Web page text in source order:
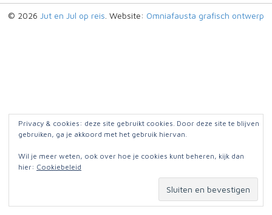
© 2026 Jut en Jul op reis . Website: Omniafausta grafisch ontwerp
Privacy & cookies: deze site gebruikt cookies. Door deze site te blijven
gebruiken, ga je akkoord met het gebruik hiervan.
Wil je meer weten, ook over hoe je cookies kunt beheren, kijk dan
hier: Cookiebeleid